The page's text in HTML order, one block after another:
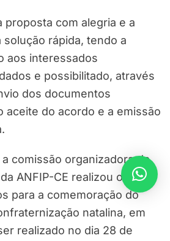
proposta com alegria e a
rápida, tendo a
aos interessados
e possibilitado, através
dos documentos
aceite do acordo e a emissão
comissão organizadora da
ANFIP-CE realizou os
para a comemoração do
natalina, em
realizado no dia 28 de